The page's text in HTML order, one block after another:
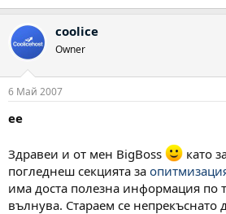
coolice
Owner
6 Май 2007
ее
Здравеи и от мен BigBoss
като
погледнеш секцията за
има доста полезна информация по
вълнува. Стараем се непрекъснато